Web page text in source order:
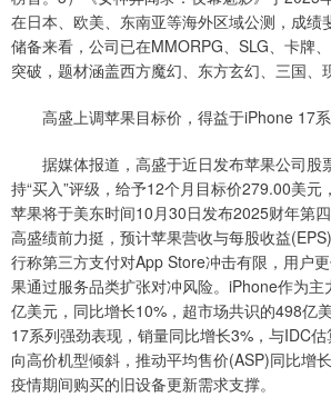
在日本、欧美、东南亚等海外区域公测，成绩
储备来看，公司已在MMORPG、SLG、卡牌
突破，题材涵盖西方魔幻、东方玄幻、三国、
高盛上调苹果目标价，得益于iPhone 17
据媒体报道，高盛于近日发布苹果公司股
持“买入”评级，给予12个月目标价279.00美元
苹果将于美东时间10月30日发布2025财年第
高盛绩前力挺，预计苹果营收与每股收益
行称第三方支付对App Store冲击有限，用户
果通过服务品类扩张对冲风险。iPhone作为
亿美元，同比增长10%，超市场共识的498亿
17系列强劲表现，销量同比增长3%，与IDC
向高价机型倾斜，推动平均售价(ASP)同比增
疫情期间购买的旧设备更新需求支撑。